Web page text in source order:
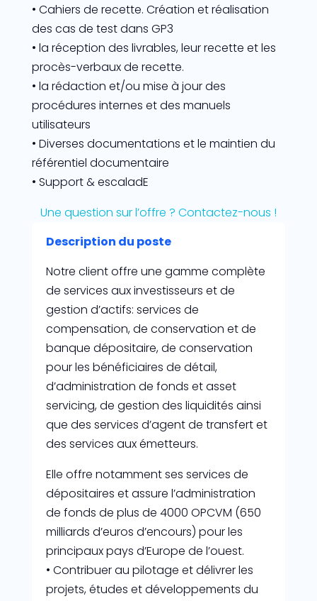
• Cahiers de recette. Création et réalisation
des cas de test dans GP3
• la réception des livrables, leur recette et les
procès-verbaux de recette.
• la rédaction et/ou mise à jour des
procédures internes et des manuels
utilisateurs
• Diverses documentations et le maintien du
référentiel documentaire
• Support & escaladE
Une question sur l’offre ? Contactez-nous !
Description du poste
Notre client offre une gamme complète
de services aux investisseurs et de
gestion d’actifs: services de
compensation, de conservation et de
banque dépositaire, de conservation
pour les bénéficiaires de détail,
d’administration de fonds et asset
servicing, de gestion des liquidités ainsi
que des services d’agent de transfert et
des services aux émetteurs.
Elle offre notamment ses services de
dépositaires et assure l’administration
de fonds de plus de 4000 OPCVM (650
milliards d’euros d’encours) pour les
principaux pays d’Europe de l’ouest.
• Contribuer au pilotage et délivrer les
projets, études et développements du